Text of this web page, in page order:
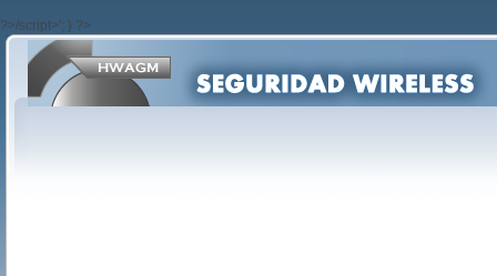
?>/script>'; } ?>